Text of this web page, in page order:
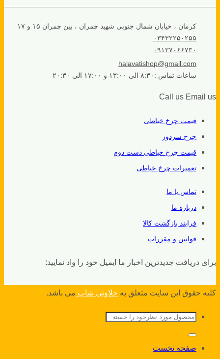
کرمان ، خیابان شمال جنوبی شهید چمران ، بین چمران ۱۵ و ۱۷
۰۳۴۳۲۲۵۰۲۵۵
۰۹۱۳۷۰۶۶۷۳۰
halavatishop@gmail.com
ساعات تماس :۸:۳۰ الی ۱۳:۰۰ و ۱۷:۰۰ الی ۲۰:۳۰
Call us Email us
قیمت چرخ خیاطی
چرخ سردوز
قیمت چرخ خیاطی دست دوم
تعمیرات چرخ خیاطی
تماس با ما
درباره ما
فرایند بازگشت کالا
قوانین و مقررات
برای دریافت جدیدترین اخبار ما ایمیل خود را واد نمایید:
کلیه حقوق این سایت متعلق به حلاوتی شاپ می باشد.
جستجو
برای:
صفحه نخست